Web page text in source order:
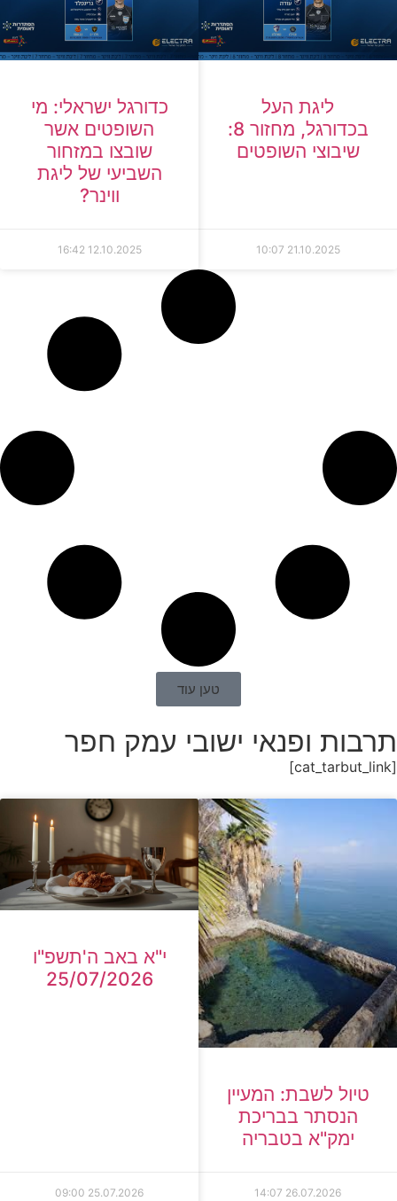
ליגת העל
בכדורגל, מחזור 8:
שיבוצי השופטים
21.10.2025
10:07
כדורגל ישראלי: מי
השופטים אשר
שובצו במזחור
השביעי של ליגת
ווינר?
12.10.2025
16:42
טען עוד
תרבות ופנאי ישובי עמק חפר
[cat_tarbut_link]
טיול לשבת: המעיין
הנסתר בבריכת
ימק"א בטבריה
26.07.2026
14:07
י"א באב ה'תשפ"ו
25/07/2026
25.07.2026
09:00